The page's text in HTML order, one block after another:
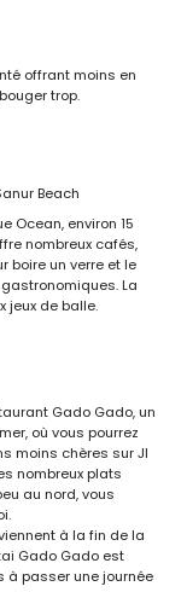
offrant moins en
trop.
Ocean, environ 15
nombreux cafés,
boire un verre et le
La
jeux de balle.
Gado Gado, un
où vous pourrez
moins chères sur Jl
nombreux plats
au nord, vous
à la fin de la
Gado Gado est
à passer une journée